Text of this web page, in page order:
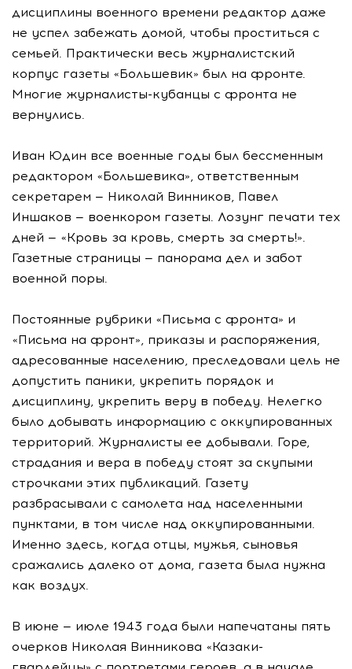
дисциплины военного времени редактор даже
не успел забежать домой, чтобы проститься с
семьей. Практически весь журналистский
корпус газеты «Большевик» был на фронте.
Многие журналисты-кубанцы с фронта не
вернулись.
Иван Юдин все военные годы был бессменным
редактором «Большевика», ответственным
секретарем — Николай Винников, Павел
Иншаков — военкором газеты. Лозунг печати тех
дней — «Кровь за кровь, смерть за смерть!».
Газетные страницы — панорама дел и забот
военной поры.
Постоянные рубрики «Письма с фронта» и
«Письма на фронт», приказы и распоряжения,
адресованные населению, преследовали цель не
допустить паники, укрепить порядок и
дисциплину, укрепить веру в победу. Нелегко
было добывать информацию с оккупированных
территорий. Журналисты ее добывали. Горе,
страдания и вера в победу стоят за скупыми
строчками этих публикаций. Газету
разбрасывали с самолета над населенными
пунктами, в том числе над оккупированными.
Именно здесь, когда отцы, мужья, сыновья
сражались далеко от дома, газета была нужна
как воздух.
В июне — июле 1943 года были напечатаны пять
очерков Николая Винникова «Казаки-